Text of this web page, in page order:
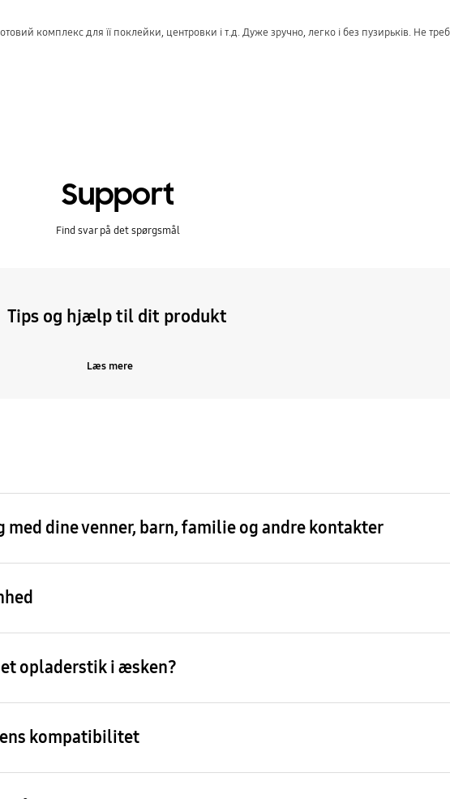
Support
Find svar på det spørgsmål
Tips og hjælp til dit produkt
Læs mere
dine venner, barn, familie og andre kontakter
opladerstik i æsken?
kompatibilitet